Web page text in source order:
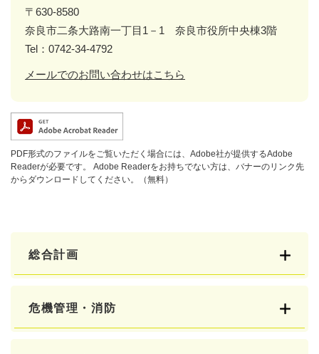
〒630-8580
奈良市二条大路南一丁目1－1 奈良市役所中央棟3階
Tel：0742-34-4792
メールでのお問い合わせはこちら
PDF形式のファイルをご覧いただく場合には、Adobe社が提供するAdobe
Readerが必要です。
Adobe Readerをお持ちでない方は、バナーのリンク先
からダウンロードしてください。（無料）
総合計画
危機管理・消防